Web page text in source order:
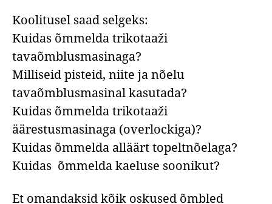
Koolitusel saad selgeks:
Kuidas õmmelda trikotaaži
tavaõmblusmasinaga?
Milliseid pisteid, niite ja nõelu
tavaõmblusmasinal kasutada?
Kuidas õmmelda trikotaaži
äärestusmasinaga (overlockiga)?
Kuidas õmmelda alläärt topeltnõelaga?
Kuidas õmmelda kaeluse soonikut?
Et omandaksid kõik oskused õmbled